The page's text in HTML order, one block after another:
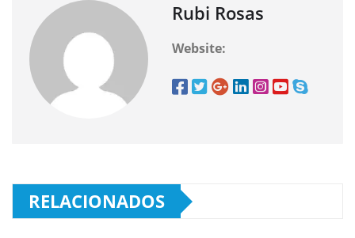
Rubi Rosas
Website:
RELACIONADOS